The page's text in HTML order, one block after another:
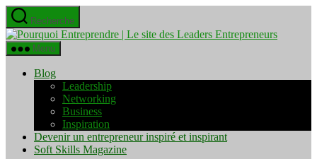
Aller
au
contenu
Recherche
Pourquoi
Menu
Blog
Leadership
Networking
Business
Inspiration
Devenir un entrepreneur inspiré et inspirant
Soft Skills Magazine